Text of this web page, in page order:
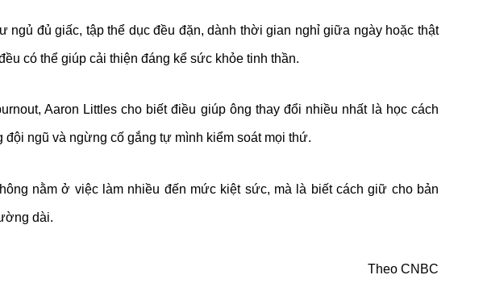
ngủ đủ giấc, tập thể dục đều đặn, dành thời gian nghỉ giữa ngày hoặc thật
có thể giúp cải thiện đáng kể sức khỏe tinh thần.
Aaron Littles cho biết điều giúp ông thay đổi nhiều nhất là học cách
ngũ và ngừng cố gắng tự mình kiểm soát mọi thứ.
nằm ở việc làm nhiều đến mức kiệt sức, mà là biết cách giữ cho bản
dài.
Theo CNBC